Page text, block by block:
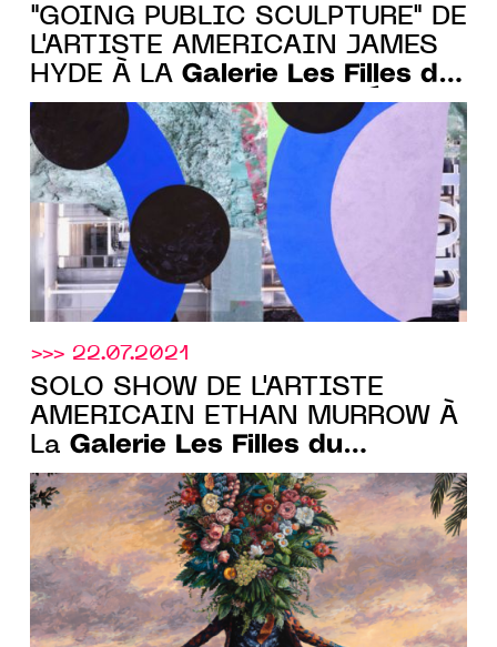
"GOING PUBLIC SCULPTURE" DE
L'ARTISTE AMERICAIN JAMES
HYDE À LA Galerie Les Filles du
Calvaire, DU 1ER AU 26 FÉV.
2022
>>> 22.07.2021
SOLO SHOW DE L'ARTISTE
AMERICAIN ETHAN MURROW À
La Galerie Les Filles du
Calvaire, DU 4 SEPT. AU 23 OCT.
2021